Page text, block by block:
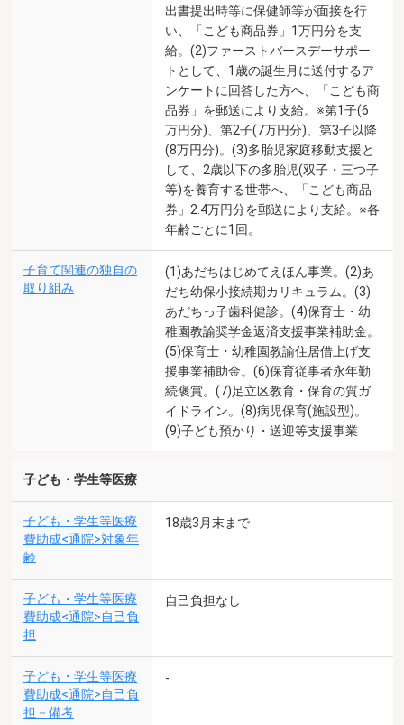
出書提出時等に保健師等が面接を行
い、「こども商品券」1万円分を支
給。(2)ファーストバースデーサポー
トとして、1歳の誕生月に送付するア
ンケートに回答した方へ、「こども商
品券」を郵送により支給。※第1子(6
万円分)、第2子(7万円分)、第3子以降
(8万円分)。(3)多胎児家庭移動支援と
して、2歳以下の多胎児(双子・三つ子
等)を養育する世帯へ、「こども商品
券」2.4万円分を郵送により支給。※各
年齢ごとに1回。
子育て関連の独自の
取り組み
(1)あだちはじめてえほん事業。(2)あ
だち幼保小接続期カリキュラム。(3)
あだちっ子歯科健診。(4)保育士・幼
稚園教諭奨学金返済支援事業補助金。
(5)保育士・幼稚園教諭住居借上げ支
援事業補助金。(6)保育従事者永年勤
続褒賞。(7)足立区教育・保育の質ガ
イドライン。(8)病児保育(施設型)。
(9)子ども預かり・送迎等支援事業
子ども・学生等医療
子ども・学生等医療
費助成<通院>対象年
齢
18歳3月末まで
子ども・学生等医療
費助成<通院>自己負
担
自己負担なし
子ども・学生等医療
費助成<通院>自己負
担－備考
-